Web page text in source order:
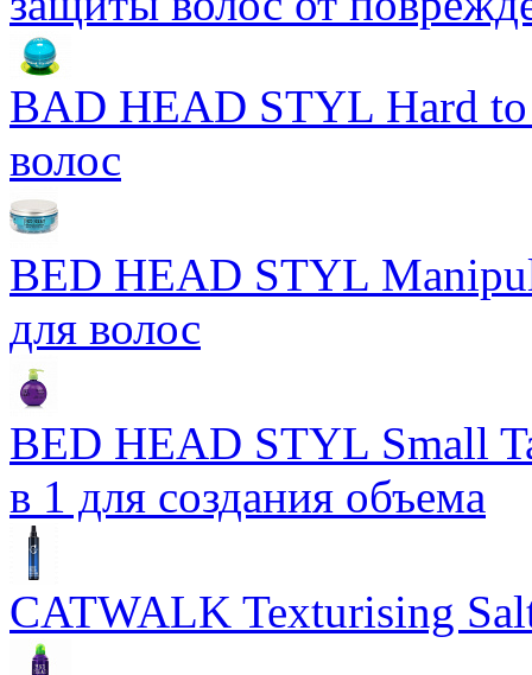
BAD HEAD STYL Hard to
волос
BED HEAD STYL
для волос
BED HEAD STYL Small
в 1 для создания объема
CATWALK Texturising